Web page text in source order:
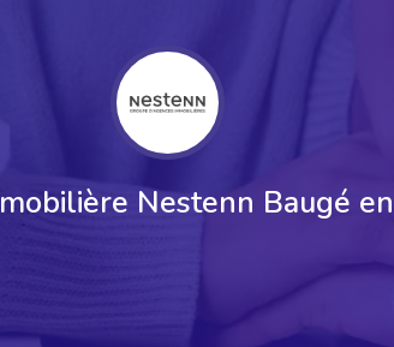
Nestenn Baugé